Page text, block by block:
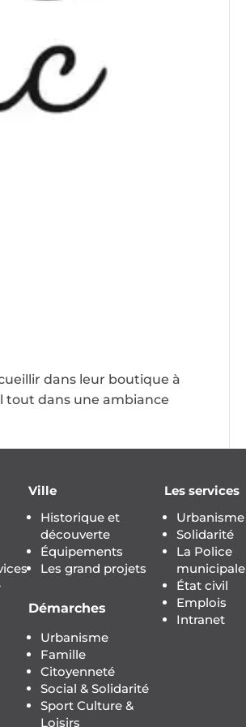
dans leur boutique à
tout dans une ambiance
Ville
Historique et
découverte
Équipements
Les grand projets
Démarches
Urbanisme
Famille
Citoyenneté
Social & Solidarité
Sport Culture &
Loisirs
Les services
Urbanisme
Solidarité
La Police
municipale
État civil
Emplois
Intranet